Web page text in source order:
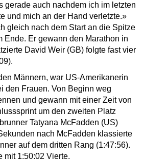
gerade auch nachdem ich im letzten
und mich an der Hand verletzte.»
gleich nach dem Start an die Spitze
Ende. Er gewann den Marathon in
David Weir (GB) folgte fast vier
Männern, war US-Amerikanerin
den Frauen. Von Beginn weg
und gewann mit einer Zeit von
um den zweiten Platz
Tatyana McFadden (US)
nach McFadden klassierte
auf dem dritten Rang (1:47:56).
mit 1:50:02 Vierte.